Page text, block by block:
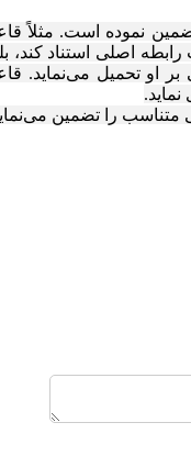
نموده است. مثلاً
اصلی استناد کند،
او تحمیل می‌نماید.
متناسب را تضمین